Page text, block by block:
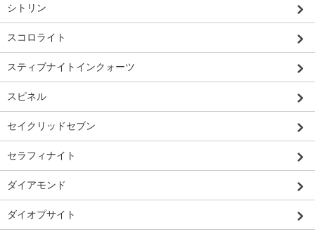
シトリン
スコロライト
スティブナイトインクォーツ
スピネル
セイクリッドセブン
セラフィナイト
ダイアモンド
ダイオプサイト